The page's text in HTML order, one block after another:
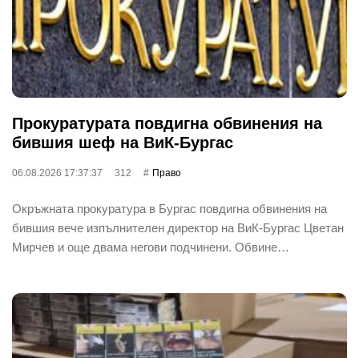
Прокуратурата повдигна обвинения на
бившия шеф на ВиК-Бургас
06.08.2026 17:37:37 312 Право
Окръжната прокуратура в Бургас повдигна обвинения на
бившия вече изпълнителен директор на ВиК-Бургас Цветан
Мирчев и още двама негови подчинени. Обвине…